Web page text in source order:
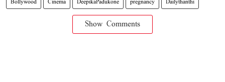
Bollywood Cinema DeepikaPadukone pregnancy Dailythanthi
Show Comments